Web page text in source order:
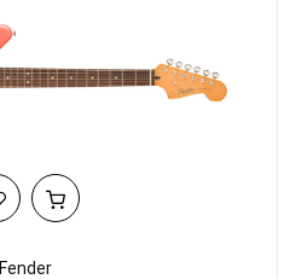
Fender